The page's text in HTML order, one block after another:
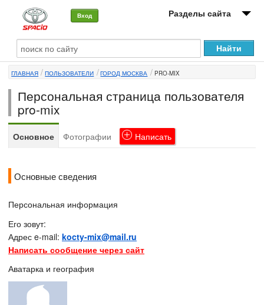
Вход Разделы сайта
О машине
Автоклуб
Форумы
Сервисы и услуги
ГЛАВНАЯ ПОЛЬЗОВАТЕЛИ ГОРОД МОСКВА PRO-MIX
Персональная страница пользователя
pro-mix
Основное Фотографии Написать
Основные сведения
Персональная информация
Его зовут:
Адрес e-mail: kocty-mix@mail.ru
Написать сообщение через сайт
Аватарка и география